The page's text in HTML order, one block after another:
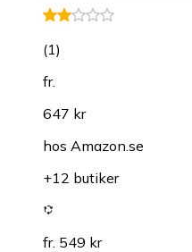
(1)
fr.
647 kr
hos Amazon.se
+12 butiker
fr. 549 kr